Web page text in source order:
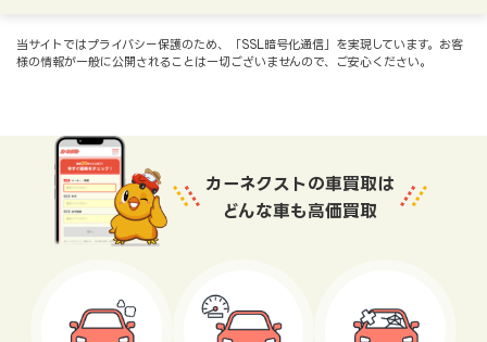
当サイトではプライバシー保護のため、「SSL暗号化通信」を実現しています。お客
様の情報が一般に公開されることは一切ございませんので、ご安心ください。
カーネクストの車買取は
どんな車も高価買取